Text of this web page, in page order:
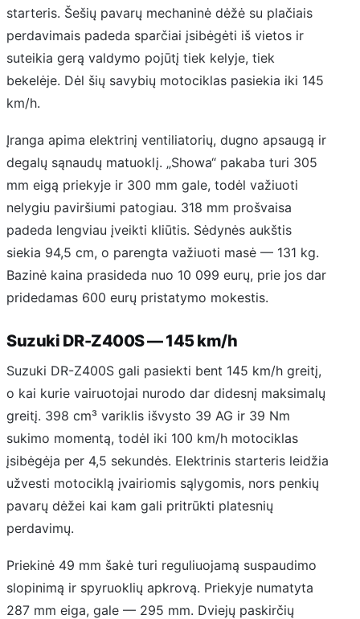
starteris. Šešių pavarų mechaninė dėžė su plačiais
perdavimais padeda sparčiai įsibėgėti iš vietos ir
suteikia gerą valdymo pojūtį tiek kelyje, tiek
bekelėje. Dėl šių savybių motociklas pasiekia iki 145
km/h.
Įranga apima elektrinį ventiliatorių, dugno apsaugą ir
degalų sąnaudų matuoklį. „Showa“ pakaba turi 305
mm eigą priekyje ir 300 mm gale, todėl važiuoti
nelygiu paviršiumi patogiau. 318 mm prošvaisa
padeda lengviau įveikti kliūtis. Sėdynės aukštis
siekia 94,5 cm, o parengta važiuoti masė — 131 kg.
Bazinė kaina prasideda nuo 10 099 eurų, prie jos dar
pridedamas 600 eurų pristatymo mokestis.
Suzuki DR-Z400S — 145 km/h
Suzuki DR-Z400S gali pasiekti bent 145 km/h greitį,
o kai kurie vairuotojai nurodo dar didesnį maksimalų
greitį. 398 cm³ variklis išvysto 39 AG ir 39 Nm
sukimo momentą, todėl iki 100 km/h motociklas
įsibėgėja per 4,5 sekundės. Elektrinis starteris leidžia
užvesti motociklą įvairiomis sąlygomis, nors penkių
pavarų dėžei kai kam gali pritrūkti platesnių
perdavimų.
Priekinė 49 mm šakė turi reguliuojamą suspaudimo
slopinimą ir spyruoklių apkrovą. Priekyje numatyta
287 mm eiga, gale — 295 mm. Dviejų paskirčių